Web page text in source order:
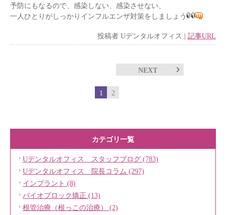
予防にもなるので、感染しない、感染させない、
一人ひとりがしっかりインフルエンザ対策をしましょう
投稿者 Uデンタルオフィス | 記事URL
1 2
NEXT
カテゴリ一覧
Uデンタルオフィス スタッフブログ (783)
Uデンタルオフィス 院長コラム (297)
インプラント (8)
バイオブロック矯正 (13)
根管治療（根っこの治療） (2)